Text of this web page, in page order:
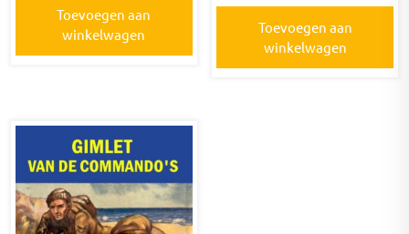
Toevoegen aan
winkelwagen
Toevoegen aan
winkelwagen